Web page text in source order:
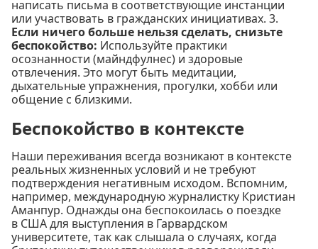
написать письма в соответствующие инстанции
или участвовать в гражданских инициативах. 3.
Если ничего больше нельзя сделать, снизьте
беспокойство: Используйте практики
осознанности (майндфулнес) и здоровые
отвлечения. Это могут быть медитации,
дыхательные упражнения, прогулки, хобби или
общение с близкими.
Беспокойство в контексте
Наши переживания всегда возникают в контексте
реальных жизненных условий и не требуют
подтверждения негативным исходом. Вспомним,
например, международную журналистку Кристиан
Аманпур. Однажды она беспокоилась о поездке
в США для выступления в Гарвардском
университете, так как слышала о случаях, когда